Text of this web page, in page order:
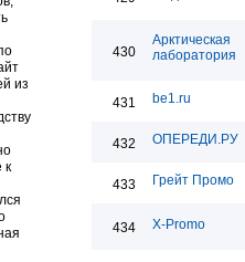
из
к
430
Арктическая
лаборатория
431 be1.ru
432 ОПЕРЕДИ.РУ
433 Грейт Промо
434 X-Promo